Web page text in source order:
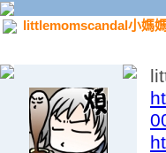
littlemomscandal小媽